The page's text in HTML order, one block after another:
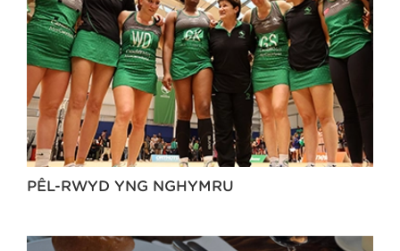
PÊL-RWYD YNG NGHYMRU